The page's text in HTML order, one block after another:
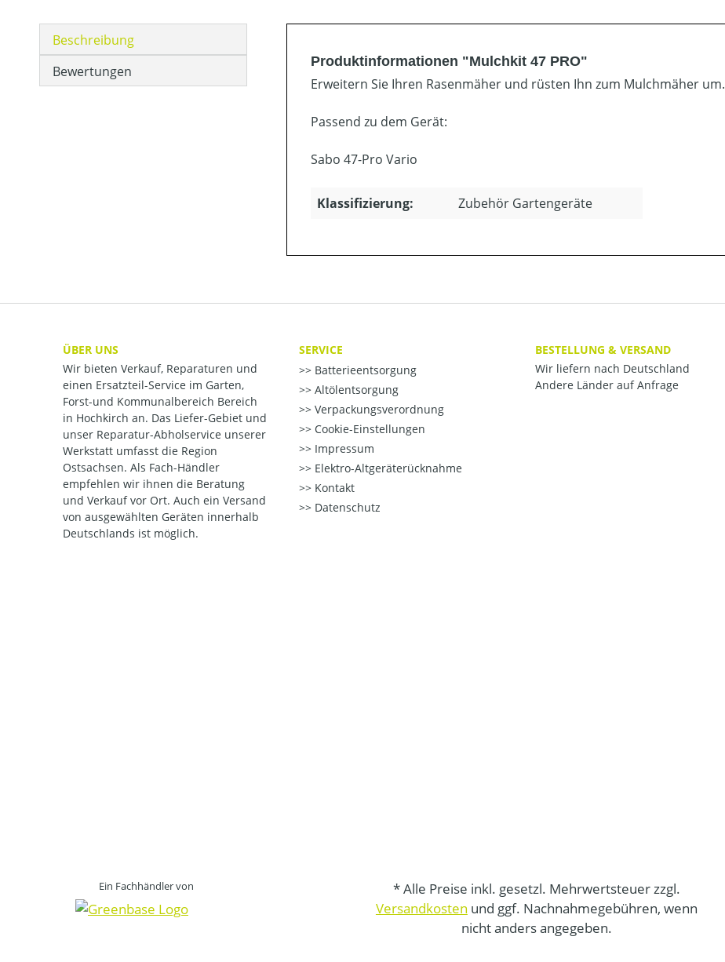
Beschreibung
Bewertungen
Produktinformationen "Mulchkit 47 PRO"
Erweitern Sie Ihren Rasenmäher und rüsten Ihn zum Mulchmäher um.
Passend zu dem Gerät:
Sabo 47-Pro Vario
Klassifizierung: Zubehör Gartengeräte
ÜBER UNS
Wir bieten Verkauf, Reparaturen und
einen Ersatzteil-Service im Garten,
Forst-und Kommunalbereich Bereich
in Hochkirch an. Das Liefer-Gebiet und
unser Reparatur-Abholservice unserer
Werkstatt umfasst die Region
Ostsachsen. Als Fach-Händler
empfehlen wir ihnen die Beratung
und Verkauf vor Ort. Auch ein Versand
von ausgewählten Geräten innerhalb
Deutschlands ist möglich.
SERVICE
Batterieentsorgung
Altölentsorgung
Verpackungsverordnung
Cookie-Einstellungen
Impressum
Elektro-Altgeräterücknahme
Kontakt
Datenschutz
BESTELLUNG & VERSAND
Wir liefern nach Deutschland
Andere Länder auf Anfrage
Ein Fachhändler von
* Alle Preise inkl. gesetzl. Mehrwertsteuer zzgl.
Versandkosten und ggf. Nachnahmegebühren, wenn
nicht anders angegeben.